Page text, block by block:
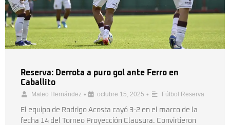
Reserva: Derrota a puro gol ante Ferro en
Caballito
Mateo Hernández • octubre 15, 2025 • Fútbol Reserva
El equipo de Rodrigo Acosta cayó 3-2 en el marco de la
fecha 14 del Torneo Proyección Clausura. Convirtieron